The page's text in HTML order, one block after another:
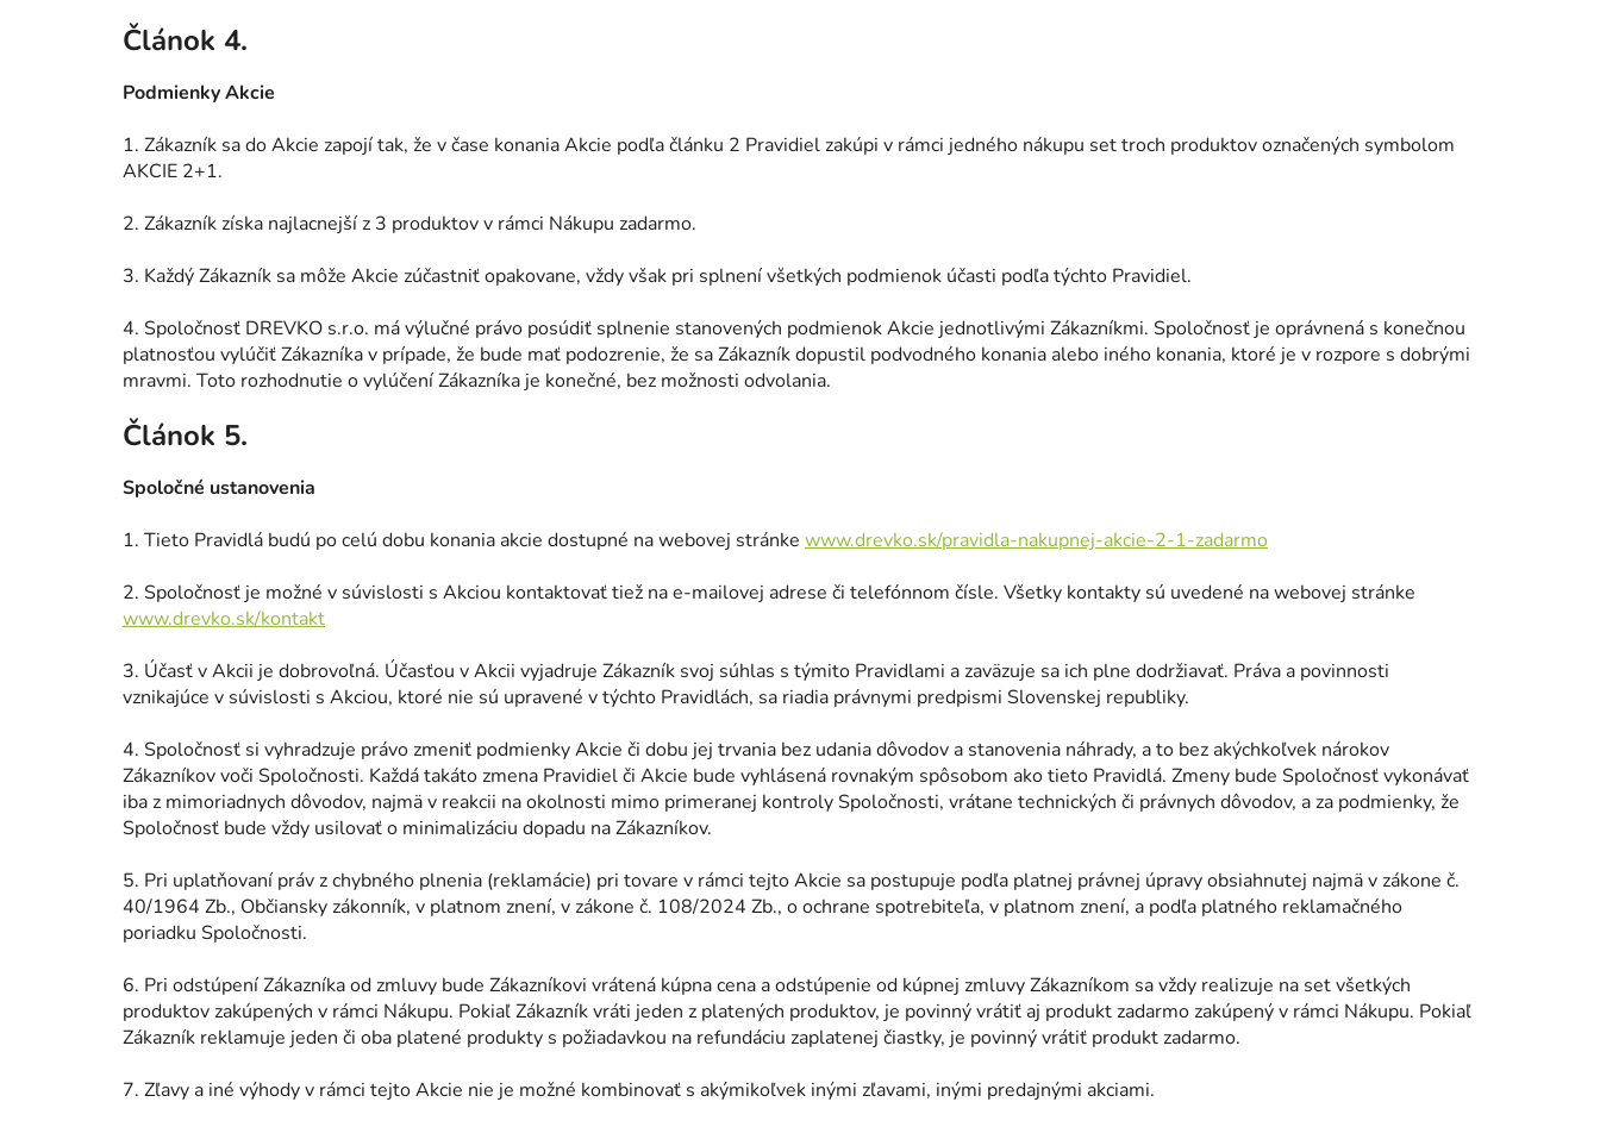
Článok 4.
Podmienky Akcie
1. Zákazník sa do Akcie zapojí tak, že v čase konania Akcie podľa článku 2 Pravidiel zakúpi v rámci jedného nákupu set troch produktov označených symbolom
AKCIE 2+1.
2. Zákazník získa najlacnejší z 3 produktov v rámci Nákupu zadarmo.
3. Každý Zákazník sa môže Akcie zúčastniť opakovane, vždy však pri splnení všetkých podmienok účasti podľa týchto Pravidiel.
4. Spoločnosť DREVKO s.r.o. má výlučné právo posúdiť splnenie stanovených podmienok Akcie jednotlivými Zákazníkmi. Spoločnosť je oprávnená s konečnou
platnosťou vylúčiť Zákazníka v prípade, že bude mať podozrenie, že sa Zákazník dopustil podvodného konania alebo iného konania, ktoré je v rozpore s dobrými
mravmi. Toto rozhodnutie o vylúčení Zákazníka je konečné, bez možnosti odvolania.
Článok 5.
Spoločné ustanovenia
1. Tieto Pravidlá budú po celú dobu konania akcie dostupné na webovej stránke www.drevko.sk/pravidla-nakupnej-akcie-2-1-zadarmo
2. Spoločnosť je možné v súvislosti s Akciou kontaktovať tiež na e-mailovej adrese či telefónnom čísle. Všetky kontakty sú uvedené na webovej stránke
www.drevko.sk/kontakt
3. Účasť v Akcii je dobrovoľná. Účasťou v Akcii vyjadruje Zákazník svoj súhlas s týmito Pravidlami a zaväzuje sa ich plne dodržiavať. Práva a povinnosti
vznikajúce v súvislosti s Akciou, ktoré nie sú upravené v týchto Pravidlách, sa riadia právnymi predpismi Slovenskej republiky.
4. Spoločnosť si vyhradzuje právo zmeniť podmienky Akcie či dobu jej trvania bez udania dôvodov a stanovenia náhrady, a to bez akýchkoľvek nárokov
Zákazníkov voči Spoločnosti. Každá takáto zmena Pravidiel či Akcie bude vyhlásená rovnakým spôsobom ako tieto Pravidlá. Zmeny bude Spoločnosť vykonávať
iba z mimoriadnych dôvodov, najmä v reakcii na okolnosti mimo primeranej kontroly Spoločnosti, vrátane technických či právnych dôvodov, a za podmienky, že
Spoločnosť bude vždy usilovať o minimalizáciu dopadu na Zákazníkov.
5. Pri uplatňovaní práv z chybného plnenia (reklamácie) pri tovare v rámci tejto Akcie sa postupuje podľa platnej právnej úpravy obsiahnutej najmä v zákone č.
40/1964 Zb., Občiansky zákonník, v platnom znení, v zákone č. 108/2024 Zb., o ochrane spotrebiteľa, v platnom znení, a podľa platného reklamačného
poriadku Spoločnosti.
6. Pri odstúpení Zákazníka od zmluvy bude Zákazníkovi vrátená kúpna cena a odstúpenie od kúpnej zmluvy Zákazníkom sa vždy realizuje na set všetkých
produktov zakúpených v rámci Nákupu. Pokiaľ Zákazník vráti jeden z platených produktov, je povinný vrátiť aj produkt zadarmo zakúpený v rámci Nákupu. Pokiaľ
Zákazník reklamuje jeden či oba platené produkty s požiadavkou na refundáciu zaplatenej čiastky, je povinný vrátiť produkt zadarmo.
7. Zľavy a iné výhody v rámci tejto Akcie nie je možné kombinovať s akýmikoľvek inými zľavami, inými predajnými akciami.